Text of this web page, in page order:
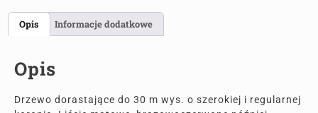
Opis Informacje dodatkowe
Opis
Drzewo dorastające do 30 m wys. o szerokiej i regularnej